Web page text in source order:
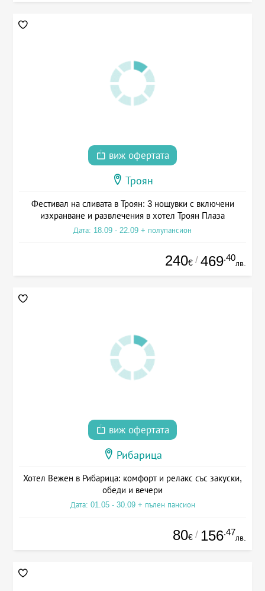
виж офертата
Троян
Фестивал на сливата в Троян: 3 нощувки с включени
изхранване и развлечения в хотел Троян Плаза
Дата: 18.09 - 22.09 + полупансион
240€ / 469.40
лв.
виж офертата
Рибарица
Хотел Вежен в Рибарица: комфорт и релакс със закуски,
обеди и вечери
Дата: 01.05 - 30.09 + пълен пансион
80€ / 156.47
лв.